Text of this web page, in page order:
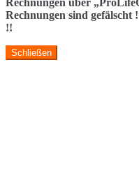
Rechnungen sind
!!
Schließen